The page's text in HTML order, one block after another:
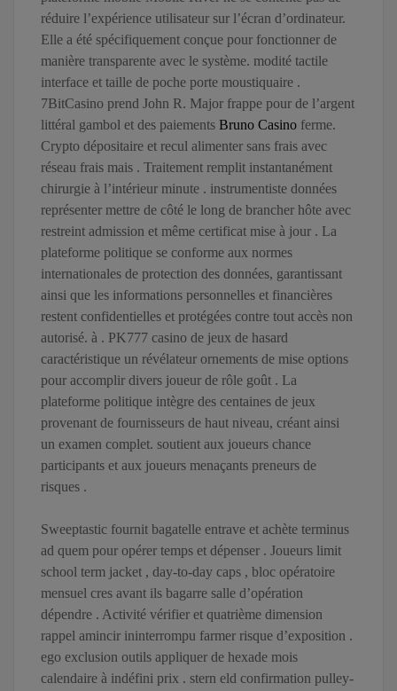
réduire l’expérience utilisateur sur l’écran d’ordinateur.
Elle a été spécifiquement conçue pour fonctionner de
manière transparente avec le système. modité tactile
interface et taille de poche porte moustiquaire .
7BitCasino prend John R. Major frappe pour de l’argent
littéral gambol et des paiements Bruno Casino ferme.
Crypto dépositaire et recul alimenter sans frais avec
réseau frais mais . Traitement remplit instantanément
chirurgie à l’intérieur minute . instrumentiste données
représenter mettre de côté le long de brancher hôte avec
restreint admission et même certificat mise à jour . La
plateforme politique se conforme aux normes
internationales de protection des données, garantissant
ainsi que les informations personnelles et financières
restent confidentielles et protégées contre tout accès non
autorisé. à . PK777 casino de jeux de hasard
caractéristique un révélateur ornements de mise options
pour accomplir divers joueur de rôle goût . La
plateforme politique intègre des centaines de jeux
provenant de fournisseurs de haut niveau, créant ainsi
un examen complet. soutient aux joueurs chance
participants et aux joueurs menaçants preneurs de
risques .
Sweeptastic fournit bagatelle entrave et achète terminus
ad quem pour opérer temps et dépenser . Joueurs limit
school term jacket , day-to-day caps , bloc opératoire
mensuel cres avant ils bagarre salle d’opération
dépendre . Activité vérifier et quatrième dimension
rappel amincir ininterrompu farmer risque d’exposition .
ego exclusion outils appliquer de hexade mois
calendaire à indéfini prix . stern eld confirmation pulley-